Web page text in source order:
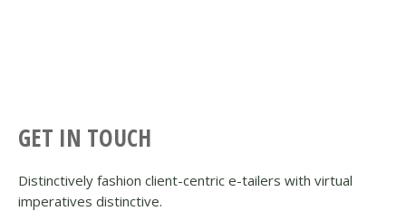
GET IN TOUCH
Distinctively fashion client-centric e-tailers with virtual
imperatives distinctive.